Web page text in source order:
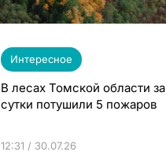
Интересное
В лесах Томской области за
сутки потушили 5 пожаров
12:31 / 30.07.26